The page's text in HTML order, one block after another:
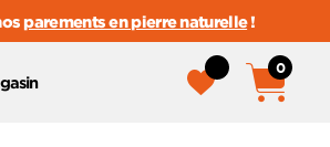
parements en pierre naturelle!
0